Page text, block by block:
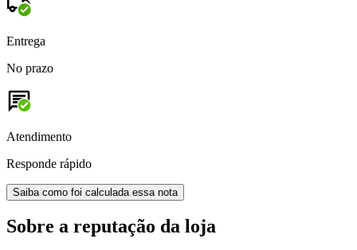
Entrega
No prazo
Atendimento
Responde rápido
Saiba como foi calculada essa nota
Sobre a reputação da loja